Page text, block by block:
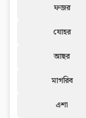
ফজর
যোহর
আছর
মাগরিব
এশা